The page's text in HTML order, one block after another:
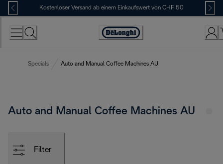
Skip
to
Content
Kostenloser Versand ab einem Einkaufswert von CHF 50
Erklärung
Zugänglichkeit
Specials Auto and Manual Coffee Machines AU
Auto and Manual Coffee Machines AU
Filter